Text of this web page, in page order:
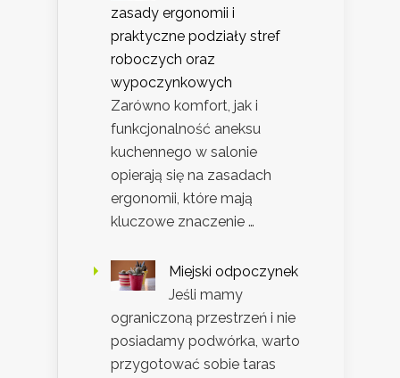
zasady ergonomii i
praktyczne podziały stref
roboczych oraz
wypoczynkowych
Zarówno komfort, jak i
funkcjonalność aneksu
kuchennego w salonie
opierają się na zasadach
ergonomii, które mają
kluczowe znaczenie …
Miejski odpoczynek
Jeśli mamy
ograniczoną przestrzeń i nie
posiadamy podwórka, warto
przygotować sobie taras